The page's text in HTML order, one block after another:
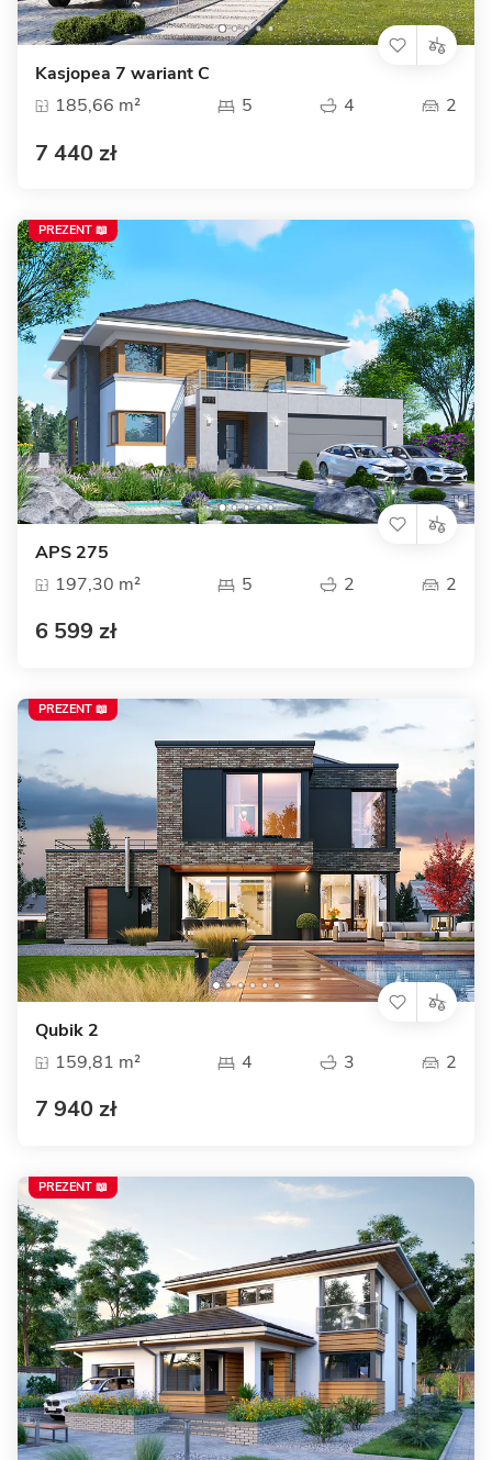
Kasjopea 7 wariant C
185,66 m²
5 4 2
7 440 zł
APS 275
197,30 m²
5 2 2
6 599 zł
PREZENT 📖
Qubik 2
159,81 m²
4 3 2
7 940 zł
PREZENT 📖
PREZENT 📖